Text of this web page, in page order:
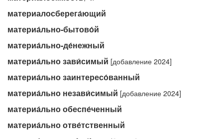
материалосберега́ющий
материа́льно-бытово́й
материа́льно-де́нежный
материа́льно зави́симый [добавление 2024]
материа́льно заинтересо́ванный
материа́льно незави́симый [добавление 2024]
материа́льно обеспе́ченный
материа́льно отве́тственный